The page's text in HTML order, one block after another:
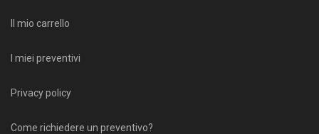
Il mio carrello
I miei preventivi
Privacy policy
Come richiedere un preventivo?